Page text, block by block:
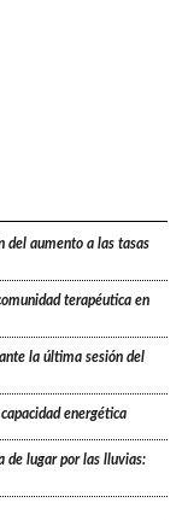
del aumento a las tasas
terapéutica en
la última sesión del
energética
de lugar por las lluvias: